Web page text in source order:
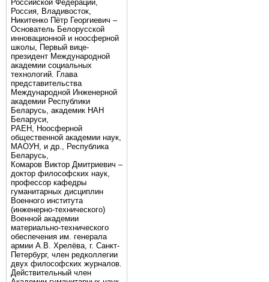
Российской Федерации,
Россия, Владивосток,
Никитенко Пётр Георгиевич –
Основатель Белорусской
инновационной и ноосферной
школы, Первый вице-
президент Международной
академии социальных
технологий. Глава
представительства
Международной Инженерной
академии Республики
Беларусь, академик НАН
Беларуси,
РАЕН, Ноосферной
общественной академии наук,
МАОУН, и др., Республика
Беларусь,
Комаров Виктор Дмитриевич –
доктор философских наук,
профессор кафедры
гуманитарных дисциплин
Военного института
(инженерно-технического)
Военной академии
материально-технического
обеспечения им. генерала
армии А.В. Хрелёва, г. Санкт-
Петербург, член редколлегии
двух философских журналов.
Действительный член